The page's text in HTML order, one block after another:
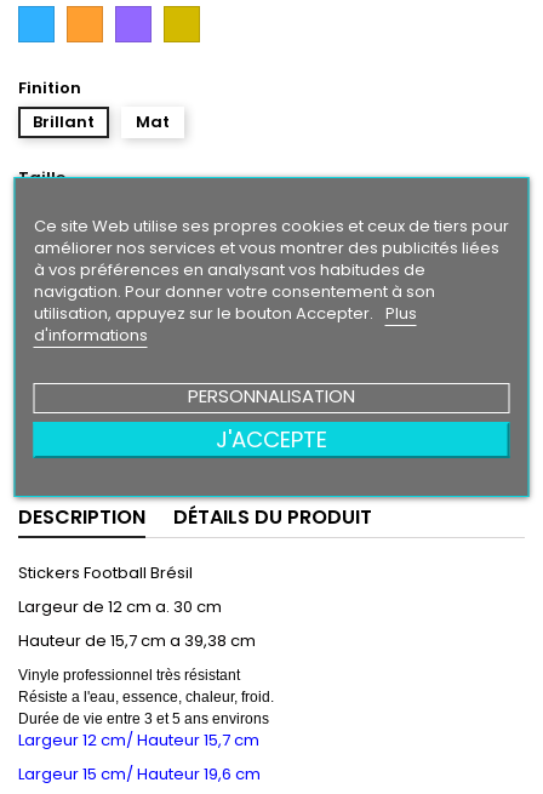
Intense
Finition
Brillant
Mat
Taille
3,90 €
Quantité
Partager
DESCRIPTION DÉTAILS DU PRODUIT
Stickers Football Brésil
Largeur de 12 cm a. 30 cm
Hauteur de 15,7 cm a 39,38 cm
Vinyle professionnel très résistant
Résiste a l'eau, essence, chaleur, froid.
Durée de vie entre 3 et 5 ans environs
Largeur 12 cm/ Hauteur 15,7 cm
Largeur 15 cm/ Hauteur 19,6 cm
Ce site Web utilise ses propres cookies et ceux de tiers pour
améliorer nos services et vous montrer des publicités liées
à vos préférences en analysant vos habitudes de
navigation. Pour donner votre consentement à son
utilisation, appuyez sur le bouton Accepter. Plus
d'informations
PERSONNALISATION
J'ACCEPTE